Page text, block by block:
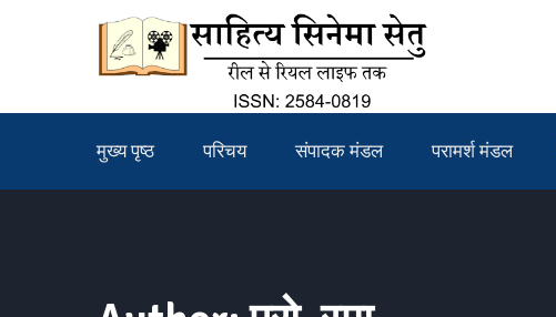
मुख्य पृष्ठ परिचय संपादक मंडल परामर्श मंडल